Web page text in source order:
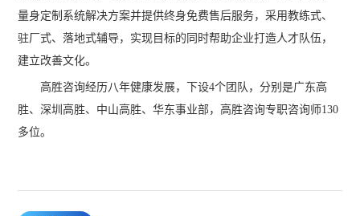
量身定制系统解决方案并提供终身免费售后服务，采用教练式、
驻厂式、落地式辅导，实现目标的同时帮助企业打造人才队伍，
建立改善文化。
高胜咨询经历八年健康发展，下设4个团队，分别是广东高
胜、深圳高胜、中山高胜、华东事业部，高胜咨询专职咨询师130
多位。